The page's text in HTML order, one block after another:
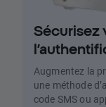
Sécurisez
Augmentez la
une méthode
code SMS ou